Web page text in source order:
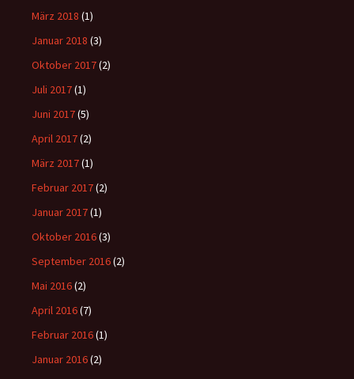
März 2018 (1)
Januar 2018 (3)
Oktober 2017(2)
Juli 2017(1)
Juni 2017(5)
April 2017(2)
März 2017(1)
Februar 2017(2)
Januar 2017(1)
Oktober 2016(3)
September 2016(2)
Mai 2016(2)
April 2016(7)
Februar 2016(1)
Januar 2016(2)